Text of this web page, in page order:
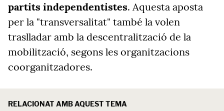
partits independentistes. Aquesta aposta
per la "transversalitat" també la volen
traslladar amb la descentralització de la
mobilització, segons les organitzacions
coorganitzadores.
RELACIONAT AMB AQUEST TEMA